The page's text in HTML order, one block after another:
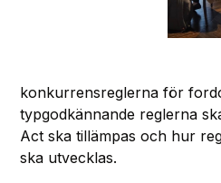
konkurrensreglerna för
typgodkännande reglerna
Act ska tillämpas och hur
ska utvecklas.